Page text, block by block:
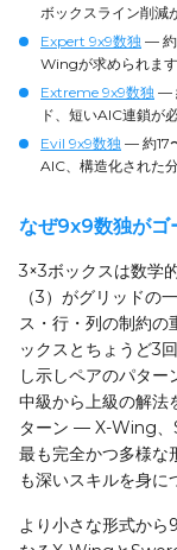
ボックスライン削減
Expert 9x9数独 — 約
Wingが求められます
Extreme 9x9数独 —
ド、短いAIC連鎖が
Evil 9x9数独 — 約17
AIC、構造化された
なぜ9x9数独がゴ
3×3ボックスは数学
（3）がグリッドの
ス・行・列の制約の
ックスとちょうど3
し示しペアのパター
中級から上級の解法
ターン — X-Wing
最も完全かつ多様な
も深いスキルを身に
より小さな形式から